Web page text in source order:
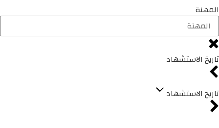
المهنة
تاريخ الاستشهاد
تاريخ الاستشهاد